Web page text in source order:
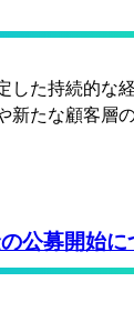
た持続的な
たな顧客層
公募開始に